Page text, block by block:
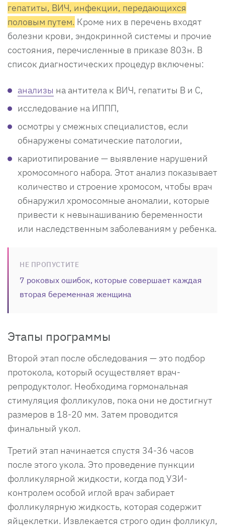
гепатиты, ВИЧ, инфекции, передающихся
половым путем. Кроме них в перечень входят
болезни крови, эндокринной системы и прочие
состояния, перечисленные в приказе 803н. В
список диагностических процедур включены:
анализы на антитела к ВИЧ, гепатиты B и C,
исследование на ИППП,
осмотры у смежных специалистов, если
обнаружены соматические патологии,
кариотипирование — выявление нарушений
хромосомного набора. Этот анализ показывает
количество и строение хромосом, чтобы врач
обнаружил хромосомные аномалии, которые
привести к невынашиванию беременности
или наследственным заболеваниям у ребенка.
НЕ ПРОПУСТИТЕ
7 роковых ошибок, которые совершает каждая
вторая беременная женщина
Этапы программы
Второй этап после обследования — это подбор
протокола, который осуществляет врач-
репродуктолог. Необходима гормональная
стимуляция фолликулов, пока они не достигнут
размеров в 18-20 мм. Затем проводится
финальный укол.
Третий этап начинается спустя 34-36 часов
после этого укола. Это проведение пункции
фолликулярной жидкости, когда под УЗИ-
контролем особой иглой врач забирает
фолликулярную жидкость, которая содержит
яйцеклетки. Извлекается строго один фолликул,